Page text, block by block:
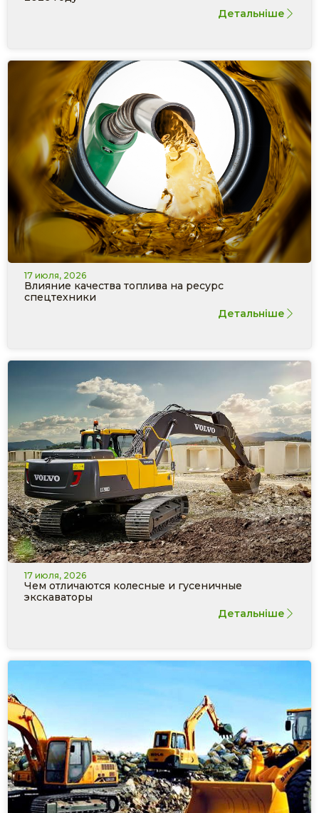
Детальніше
17 июля, 2026
Влияние качества топлива на ресурс
спецтехники
Детальніше
17 июля, 2026
Чем отличаются колесные и гусеничные
экскаваторы
Детальніше